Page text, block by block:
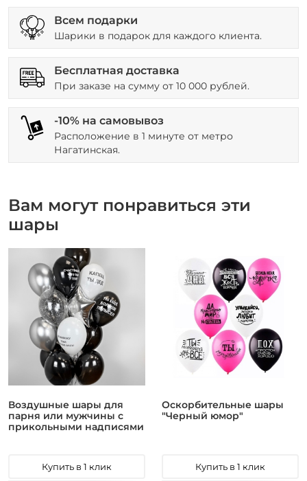
Всем подарки
Шарики в подарок для каждого клиента.
Бесплатная доставка
При заказе на сумму от 10 000 рублей.
-10% на самовывоз
Расположение в 1 минуте от метро
Нагатинская.
Вам могут понравиться эти
шары
Воздушные шары для
парня или мужчины с
прикольными надписями
Купить в 1 клик
Оскорбительные шары
"Черный юмор"
Купить в 1 клик